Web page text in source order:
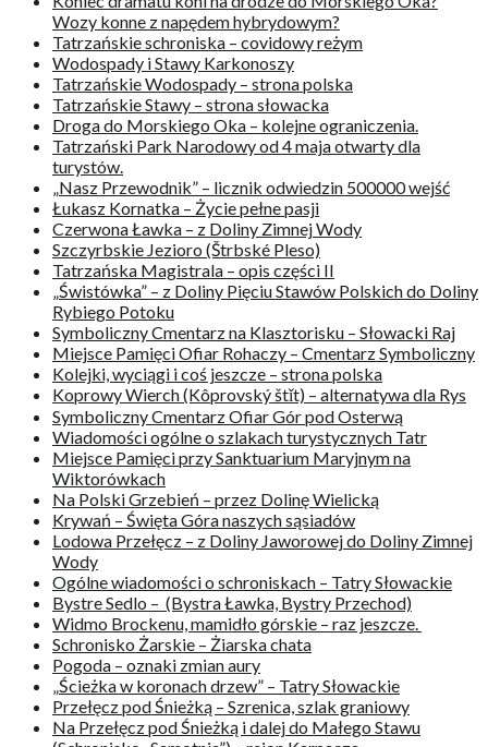
Wozy konne z napędem hybrydowym?
Tatrzańskie schroniska – covidowy reżym
Wodospady i Stawy Karkonoszy
Tatrzańskie Wodospady – strona polska
Tatrzańskie Stawy – strona słowacka
Droga do Morskiego Oka – kolejne ograniczenia.
Tatrzański Park Narodowy od 4 maja otwarty dla
turystów.
„Nasz Przewodnik” – licznik odwiedzin 500000 wejść
Łukasz Kornatka – Życie pełne pasji
Czerwona Ławka – z Doliny Zimnej Wody
Szczyrbskie Jezioro (Štrbské Pleso)
Tatrzańska Magistrala – opis części II
„Świstówka” – z Doliny Pięciu Stawów Polskich do Doliny
Rybiego Potoku
Symboliczny Cmentarz na Klasztorisku – Słowacki Raj
Miejsce Pamięci Ofiar Rohaczy – Cmentarz Symboliczny
Kolejki, wyciągi i coś jeszcze – strona polska
Koprowy Wierch (Kôprovský štǐt) – alternatywa dla Rys
Symboliczny Cmentarz Ofiar Gór pod Osterwą
Wiadomości ogólne o szlakach turystycznych Tatr
Miejsce Pamięci przy Sanktuarium Maryjnym na
Wiktorówkach
Na Polski Grzebień – przez Dolinę Wielicką
Krywań – Święta Góra naszych sąsiadów
Lodowa Przełęcz – z Doliny Jaworowej do Doliny Zimnej
Wody
Ogólne wiadomości o schroniskach – Tatry Słowackie
Bystre Sedlo – (Bystra Ławka, Bystry Przechod)
Widmo Brockenu, mamidło górskie – raz jeszcze.
Schronisko Żarskie – Żiarska chata
Pogoda – oznaki zmian aury
„Ścieżka w koronach drzew” – Tatry Słowackie
Przełęcz pod Śnieżką – Szrenica, szlak graniowy
Na Przełęcz pod Śnieżką i dalej do Małego Stawu